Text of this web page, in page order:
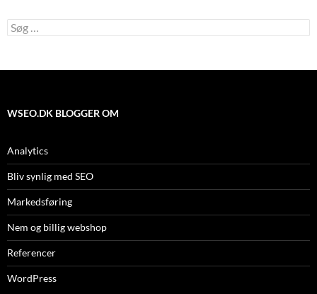
Søg
efter:
WSEO.DK BLOGGER OM
Analytics
Bliv synlig med SEO
Markedsføring
Nem og billig webshop
Referencer
WordPress